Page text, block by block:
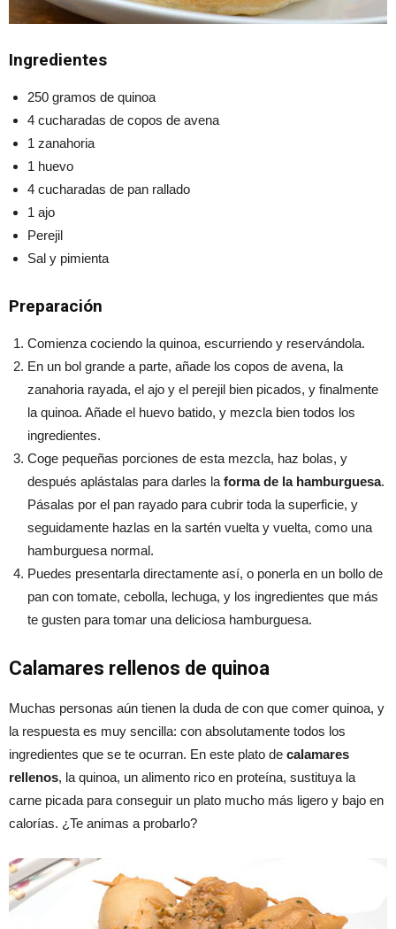
Ingredientes
250 gramos de quinoa
4 cucharadas de copos de avena
1 zanahoria
1 huevo
4 cucharadas de pan rallado
1 ajo
Perejil
Sal y pimienta
Preparación
Comienza cociendo la quinoa, escurriendo y reservándola.
En un bol grande a parte, añade los copos de avena, la
zanahoria rayada, el ajo y el perejil bien picados, y finalmente
la quinoa. Añade el huevo batido, y mezcla bien todos los
ingredientes.
Coge pequeñas porciones de esta mezcla, haz bolas, y
después aplástalas para darles la forma de la hamburguesa.
Pásalas por el pan rayado para cubrir toda la superficie, y
seguidamente hazlas en la sartén vuelta y vuelta, como una
hamburguesa normal.
Puedes presentarla directamente así, o ponerla en un bollo de
pan con tomate, cebolla, lechuga, y los ingredientes que más
te gusten para tomar una deliciosa hamburguesa.
Calamares rellenos de quinoa
Muchas personas aún tienen la duda de con que comer quinoa, y
la respuesta es muy sencilla: con absolutamente todos los
ingredientes que se te ocurran. En este plato de calamares
rellenos, la quinoa, un alimento rico en proteína, sustituya la
carne picada para conseguir un plato mucho más ligero y bajo en
calorías. ¿Te animas a probarlo?